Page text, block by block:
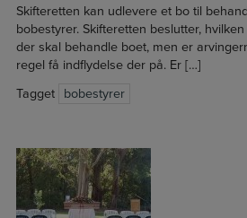
Skifteretten kan udlevere et bo til
bobestyrer. Skifteretten beslutter,
der skal behandle boet, men er
regel få indflydelse der på. Er […]
Tagget
bobestyrer